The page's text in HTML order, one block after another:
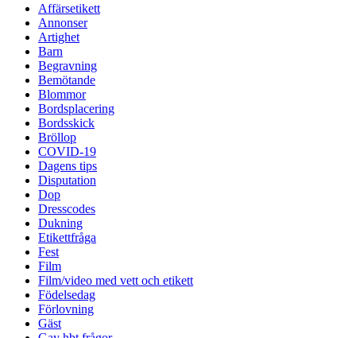
Affärsetikett
Annonser
Artighet
Barn
Begravning
Bemötande
Blommor
Bordsplacering
Bordsskick
Bröllop
COVID-19
Dagens tips
Disputation
Dop
Dresscodes
Dukning
Etikettfråga
Fest
Film
Film/video med vett och etikett
Födelsedag
Förlovning
Gäst